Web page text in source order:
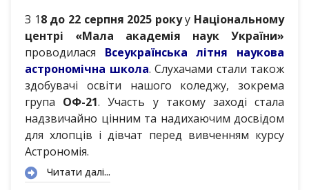
З 18 до 22 серпня 2025 рокуу Національному
центрі «Мала академія наук України»
проводилася Всеукраїнська літня наукова
астрономічна школа. Слухачами стали також
здобувачі освіти нашого коледжу, зокрема
група ОФ-21. Участь у такому заході стала
надзвичайно цінним та надихаючим досвідом
для хлопців і дівчат перед вивченням курсу
Астрономія.
Читати далі...